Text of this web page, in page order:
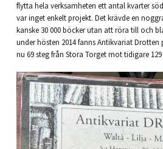
flytta hela verksamheten ett antal kvarter
var inget enkelt projekt. Det krävde en
kanske 30 000 böcker utan att röra till och
under hösten 2014 fanns Antikvariat
nu 69 steg från Stora Torget mot tidigare 129